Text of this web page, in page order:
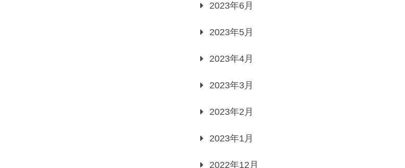
2023年6月
2023年5月
2023年4月
2023年3月
2023年2月
2023年1月
2022年12月